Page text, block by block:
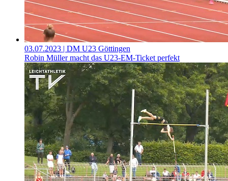
03.07.2023 | DM U23 Göttingen
Robin Müller macht das U23-EM-Ticket perfekt